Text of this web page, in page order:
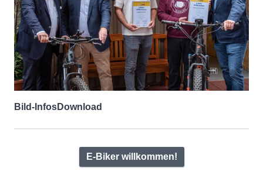
Bild-InfosDownload
E-Biker willkommen!